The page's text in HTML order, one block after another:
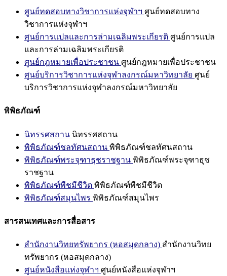
ศูนย์ทดสอบทางวิชาการแห่งจุฬาฯ ศูนย์ทดสอบทาง
วิชาการแห่งจุฬาฯ
ศูนย์การแปลและการล่ามเฉลิมพระเกียรติ ศูนย์การแปล
และการล่ามเฉลิมพระเกียรติ
ศูนย์กฎหมายเพื่อประชาชน ศูนย์กฎหมายเพื่อประชาชน
ศูนย์บริการวิชาการแห่งจุฬาลงกรณ์มหาวิทยาลัย ศูนย์
บริการวิชาการแห่งจุฬาลงกรณ์มหาวิทยาลัย
พิพิธภัณฑ์
นิทรรศสถาน นิทรรศสถาน
พิพิธภัณฑ์ชลทัศนสถาน พิพิธภัณฑ์ชลทัศนสถาน
พิพิธภัณฑ์พระจุฑาธุชราชฐาน พิพิธภัณฑ์พระจุฑาธุช
ราชฐาน
พิพิธภัณฑ์พืชมีชีวิต พิพิธภัณฑ์พืชมีชีวิต
พิพิธภัณฑ์สมุนไพร พิพิธภัณฑ์สมุนไพร
สารสนเทศและการสื่อสาร
สำนักงานวิทยทรัพยากร (หอสมุดกลาง) สำนักงานวิทย
ทรัพยากร (หอสมุดกลาง)
ศูนย์หนังสือแห่งจุฬาฯ ศูนย์หนังสือแห่งจุฬาฯ